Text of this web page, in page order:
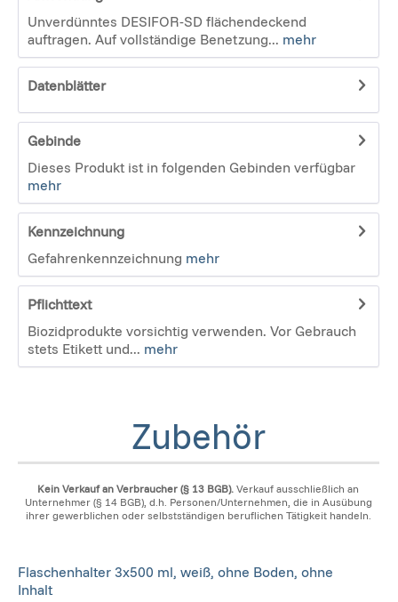
Unverdünntes DESIFOR-SD flächendeckend
auftragen. Auf vollständige Benetzung... mehr
Datenblätter
Gebinde
Dieses Produkt ist in folgenden Gebinden verfügbar
mehr
Kennzeichnung
Gefahrenkennzeichnung mehr
Pflichttext
Biozidprodukte vorsichtig verwenden. Vor Gebrauch
stets Etikett und... mehr
Zubehör
Kein Verkauf an Verbraucher (§ 13 BGB). Verkauf ausschließlich an
Unternehmer (§ 14 BGB), d.h. Personen/Unternehmen, die in Ausübung
ihrer gewerblichen oder selbstständigen beruflichen Tätigkeit handeln.
Flaschenhalter 3x500 ml, weiß, ohne Boden, ohne
Inhalt